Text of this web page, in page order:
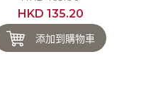
HKD 135.20
添加到購物車